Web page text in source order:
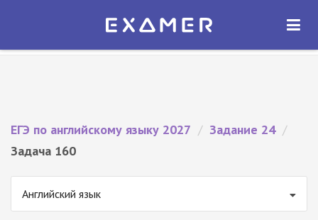
Экзамер — ЕГЭ 2027
ОТКРЫТЬ
ЕГЭ по английскому языку 2027 / Задание 24 /
Задача 160
Английский язык